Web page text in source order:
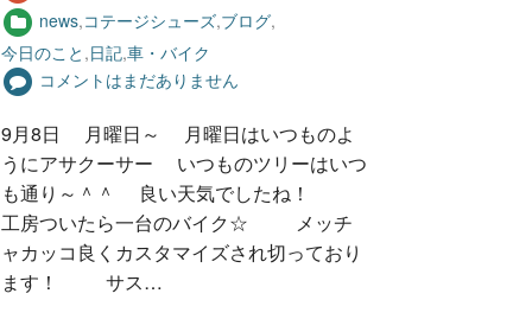
news,コテージシューズ,ブログ,
今日のこと ,日記,車・バイク
コメントはまだありません
9月8日 月曜日～ 月曜日はいつものよ
うにアサクーサー いつものツリーはいつ
も通り～＾＾ 良い天気でしたね！
工房ついたら一台のバイク☆ メッチ
ャカッコ良くカスタマイズされ切っており
ます！ サス…